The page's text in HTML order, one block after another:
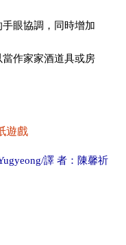
眼協調，同時增加
作家家酒道具或房
遊戲
譯 者：陳馨祈